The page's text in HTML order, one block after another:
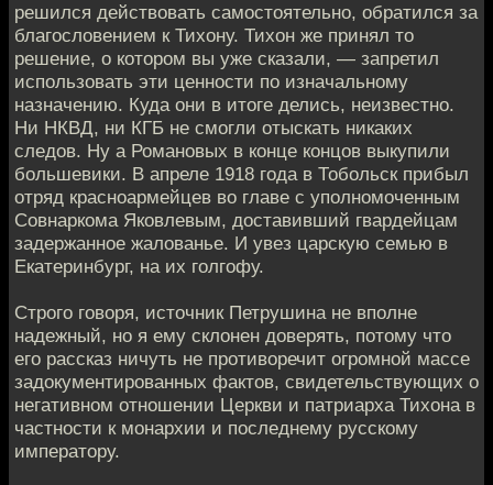
решился действовать самостоятельно, обратился за
благословением к Тихону. Тихон же принял то
решение, о котором вы уже сказали, — запретил
использовать эти ценности по изначальному
назначению. Куда они в итоге делись, неизвестно.
Ни НКВД, ни КГБ не смогли отыскать никаких
следов. Ну а Романовых в конце концов выкупили
большевики. В апреле 1918 года в Тобольск прибыл
отряд красноармейцев во главе с уполномоченным
Совнаркома Яковлевым, доставивший гвардейцам
задержанное жалованье. И увез царскую семью в
Екатеринбург, на их голгофу.
Строго говоря, источник Петрушина не вполне
надежный, но я ему склонен доверять, потому что
его рассказ ничуть не противоречит огромной массе
задокументированных фактов, свидетельствующих о
негативном отношении Церкви и патриарха Тихона в
частности к монархии и последнему русскому
императору.